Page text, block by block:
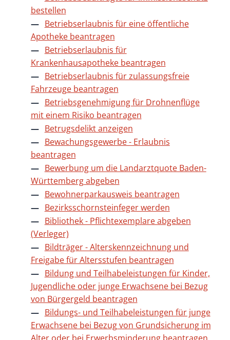
bestellen
Betriebserlaubnis für eine öffentliche
Apotheke beantragen
Betriebserlaubnis für
Krankenhausapotheke beantragen
Betriebserlaubnis für zulassungsfreie
Fahrzeuge beantragen
Betriebsgenehmigung für Drohnenflüge
mit einem Risiko beantragen
Betrugsdelikt anzeigen
Bewachungsgewerbe - Erlaubnis
beantragen
Bewerbung um die Landarztquote Baden-
Württemberg abgeben
Bewohnerparkausweis beantragen
Bezirksschornsteinfeger werden
Bibliothek - Pflichtexemplare abgeben
(Verleger)
Bildträger - Alterskennzeichnung und
Freigabe für Altersstufen beantragen
Bildung und Teilhabeleistungen für Kinder,
Jugendliche oder junge Erwachsene bei Bezug
von Bürgergeld beantragen
Bildungs- und Teilhabeleistungen für junge
Erwachsene bei Bezug von Grundsicherung im